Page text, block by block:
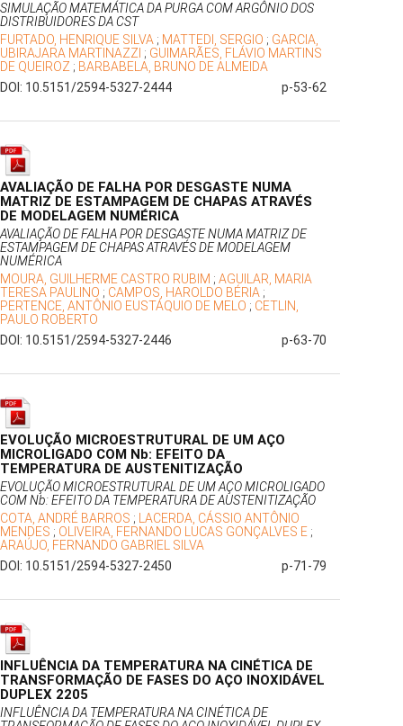
SIMULAÇÃO MATEMÁTICA DA PURGA COM ARGÔNIO DOS
DISTRIBUIDORES DA CST
FURTADO, HENRIQUE SILVA ; MATTEDI, SERGIO ; GARCIA,
UBIRAJARA MARTINAZZI ; GUIMARÃES, FLÁVIO MARTINS
DE QUEIROZ ; BARBABELA, BRUNO DE ALMEIDA
DOI: 10.5151/2594-5327-2444
p-53-62
AVALIAÇÃO DE FALHA POR DESGASTE NUMA
MATRIZ DE ESTAMPAGEM DE CHAPAS ATRAVÉS
DE MODELAGEM NUMÉRICA
AVALIAÇÃO DE FALHA POR DESGASTE NUMA MATRIZ DE
ESTAMPAGEM DE CHAPAS ATRAVÉS DE MODELAGEM
NUMÉRICA
MOURA, GUILHERME CASTRO RUBIM ; AGUILAR, MARIA
TERESA PAULINO ; CAMPOS, HAROLDO BÉRIA ;
PERTENCE, ANTÔNIO EUSTÁQUIO DE MELO ; CETLIN,
PAULO ROBERTO
DOI: 10.5151/2594-5327-2446
p-63-70
EVOLUÇÃO MICROESTRUTURAL DE UM AÇO
MICROLIGADO COM Nb: EFEITO DA
TEMPERATURA DE AUSTENITIZAÇÃO
EVOLUÇÃO MICROESTRUTURAL DE UM AÇO MICROLIGADO
COM Nb: EFEITO DA TEMPERATURA DE AUSTENITIZAÇÃO
COTA, ANDRÉ BARROS ; LACERDA, CÁSSIO ANTÔNIO
MENDES ; OLIVEIRA, FERNANDO LUCAS GONÇALVES E ;
ARAÚJO, FERNANDO GABRIEL SILVA
DOI: 10.5151/2594-5327-2450
p-71-79
INFLUÊNCIA DA TEMPERATURA NA CINÉTICA DE
TRANSFORMAÇÃO DE FASES DO AÇO INOXIDÁVEL
DUPLEX 2205
INFLUÊNCIA DA TEMPERATURA NA CINÉTICA DE